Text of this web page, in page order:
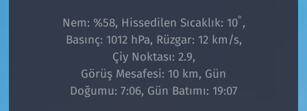
Nem: %58, Hissedilen Sıcaklık: 10° ,
Basınç: 1012 hPa, Rüzgar: 12 km/s,
Çiy Noktası: 2.9,
Görüş Mesafesi: 10 km, Gün
Doğumu: 7:06, Gün Batımı: 19:07
Şarköy